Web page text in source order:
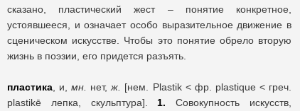
сказано, пластический жест – понятие конкретное,
устоявшееся, и означает особо выразительное движение в
сценическом искусстве. Чтобы это понятие обрело вторую
жизнь в поэзии, его придется разъять.
пластика , и,мн. нет,ж.
[нем. Plastik < фр. plastique < греч.
plastikē лепка, скульптура]. 1.Совокупность искусств,